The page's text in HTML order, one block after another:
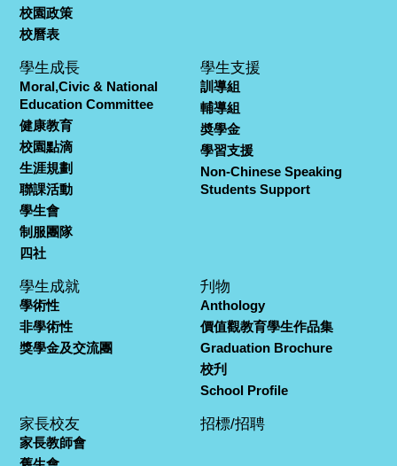
校園政策
校曆表
學生成長
Moral,Civic & National
Education Committee
健康教育
校園點滴
生涯規劃
聯課活動
學生會
制服團隊
四社
學生支援
訓導組
輔導組
奬學金
學習支援
Non-Chinese Speaking
Students Support
學生成就
學術性
非學術性
獎學金及交流團
刋物
Anthology
價值觀教育學生作品集
Graduation Brochure
校刋
School Profile
家長校友
家長教師會
招標/招聘